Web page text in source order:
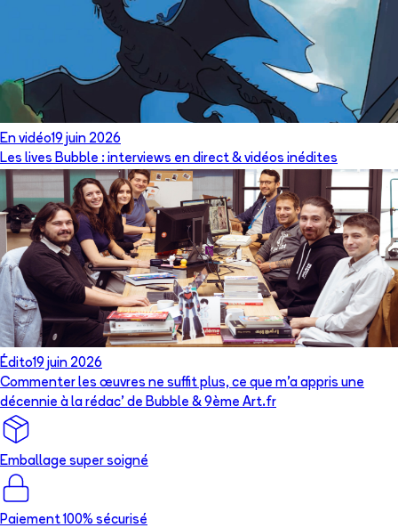
En vidéo19 juin 2026
Les lives Bubble : interviews en direct & vidéos inédites
Édito19 juin 2026
Commenter les œuvres ne suffit plus, ce que m’a appris une
décennie à la rédac’ de Bubble & 9ème Art.fr
Emballage super soigné
Paiement 100% sécurisé